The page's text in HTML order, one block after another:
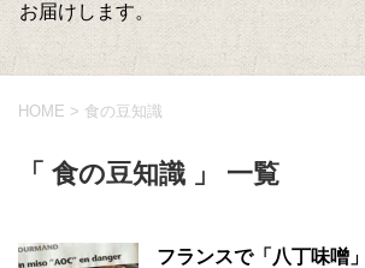
お届けします。
HOME > 食の豆知識
「 食の豆知識 」 一覧
フランスで「八丁味噌